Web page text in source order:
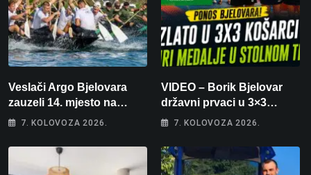
Veslači Argo Bjelovara
zauzeli 14. mjesto na
brzincu
7. KOLOVOZA 2026.
VIDEO – Borik Bjelovar
državni prvaci u 3×3
košarci, Klara Končar je
stolnom tenisu!
7. KOLOVOZA 2026.